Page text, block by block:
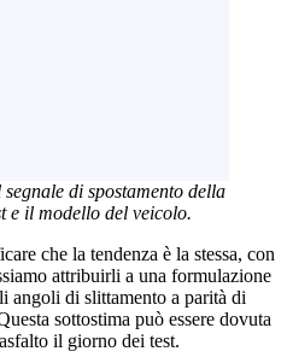
di spostamento della
e il modello del veicolo.
che la tendenza è la stessa, con
attribuirli a una formulazione
angoli di slittamento a parità di
sottostima può essere dovuta
il giorno dei test.